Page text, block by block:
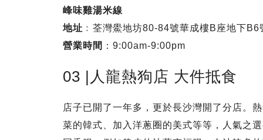
峰味雞湯米線
地址 ﹕荃灣鱟地坊80-84號華成樓B座地下B6
營業時間 ：9:00am-9:00pm
03 |人龍熱狗店 大件抵食
店子已開了一年多，更於長沙灣開了分店。
菜的韓式、加入洋蔥圈的美式等等，人氣之